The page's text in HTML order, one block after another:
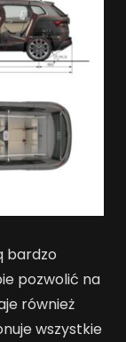
bardzo
pozwolić na
również
wszystkie